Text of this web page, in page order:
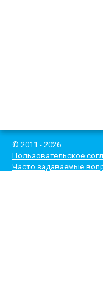
© 2011 - 2026
Пользовательское
Часто задаваемые